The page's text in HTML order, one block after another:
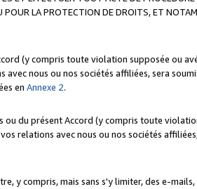
LA PROTECTION DE DROITS, ET
(y compris toute violation supposée ou
nous ou nos sociétés affiliées, sera
en Annexe 2.
du présent Accord (y compris toute
relations avec nous ou nos sociétés
y compris, mais sans s'y limiter, des e-